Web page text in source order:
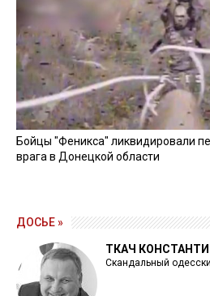
Бойцы "Феникса" ликвидировали
врага в Донецкой области
ДОСЬЕ »
ТКАЧ
Скандальный